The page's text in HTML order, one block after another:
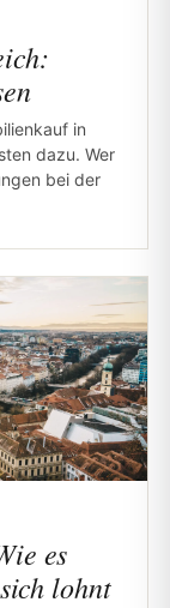
in
dazu. Wer
bei der
es
lohnt